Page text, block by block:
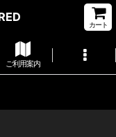
カート
ご利用案内